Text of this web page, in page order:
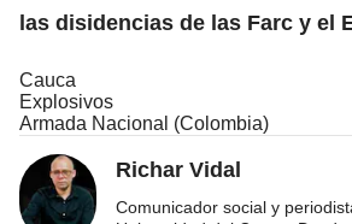
las disidencias de las Farc y el
Cauca
Explosivos
Armada Nacional (Colombia)
Richar Vidal
Comunicador social y